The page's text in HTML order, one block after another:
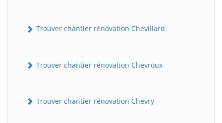
Trouver chantier rénovation Chevillard
Trouver chantier rénovation Chevroux
Trouver chantier rénovation Chevry